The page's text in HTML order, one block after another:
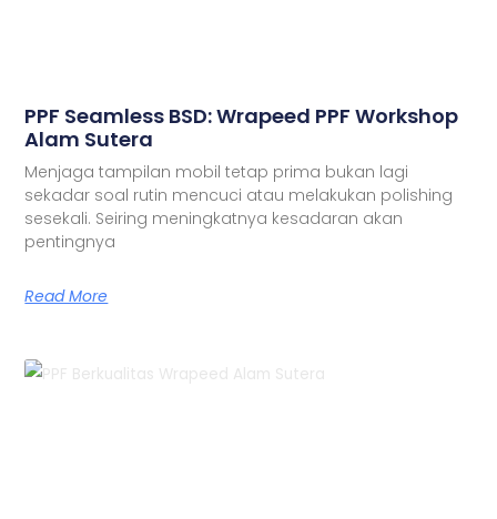
PPF Seamless BSD: Wrapeed PPF Workshop
Alam Sutera
Menjaga tampilan mobil tetap prima bukan lagi
sekadar soal rutin mencuci atau melakukan polishing
sesekali. Seiring meningkatnya kesadaran akan
pentingnya
Read More